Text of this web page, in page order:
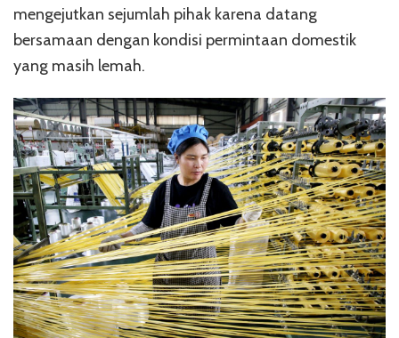
mengejutkan sejumlah pihak karena datang
bersamaan dengan kondisi permintaan domestik
yang masih lemah.